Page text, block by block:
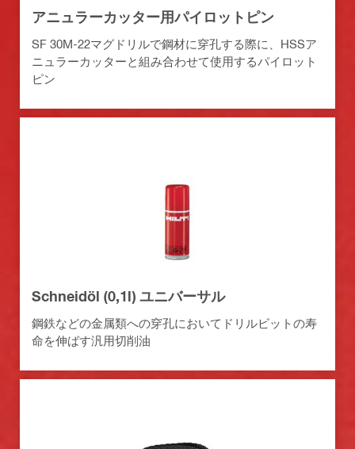
アニュラーカッター用パイロットピン
SF 30M-22マグドリルで鋼材に穿孔する際に、HSSア
ニュラーカッターと組み合わせて使用するパイロット
ピン
Schneidöl (0,1l) ユニバーサル
鋼鉄などの金属類への穿孔においてドリルビットの寿
命を伸ばす汎用切削油